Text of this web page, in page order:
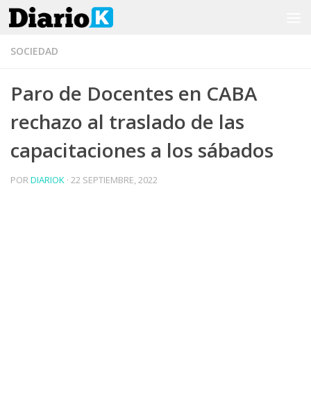
Saltar al contenido
SOCIEDAD
Paro de Docentes en CABA
rechazo al traslado de las
capacitaciones a los sábados
PORDIARIOK · 22 SEPTIEMBRE, 2022